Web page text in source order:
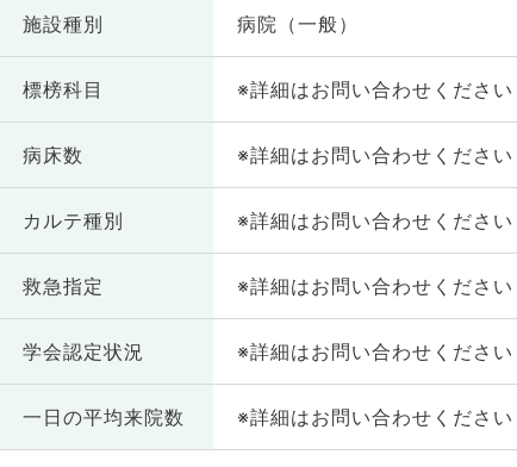
施設種別 病院（一般）
標榜科目 ※詳細はお問い合わせください
病床数 ※詳細はお問い合わせください
カルテ種別 ※詳細はお問い合わせください
救急指定 ※詳細はお問い合わせください
学会認定状況 ※詳細はお問い合わせください
一日の平均来院数 ※詳細はお問い合わせください